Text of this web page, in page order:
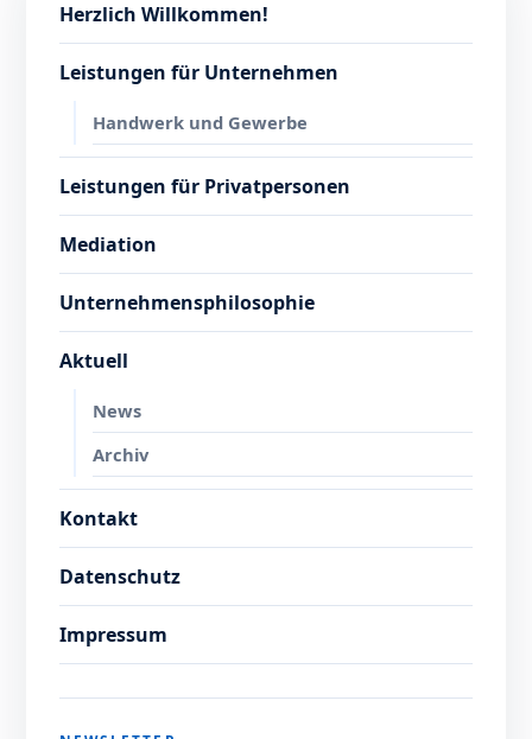
Herzlich Willkommen!
Leistungen für Unternehmen
Handwerk und Gewerbe
Leistungen für Privatpersonen
Mediation
Unternehmensphilosophie
Aktuell
News
Archiv
Kontakt
Datenschutz
Impressum